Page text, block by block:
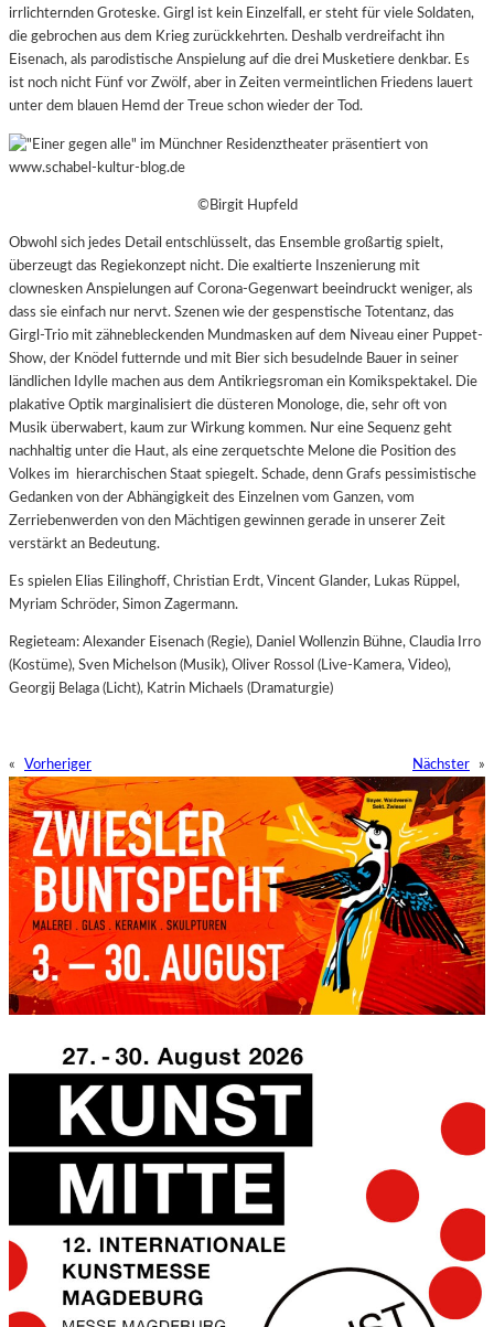
irrlichternden Groteske. Girgl ist kein Einzelfall, er steht für viele Soldaten,
die gebrochen aus dem Krieg zurückkehrten. Deshalb verdreifacht ihn
Eisenach, als parodistische Anspielung auf die drei Musketiere denkbar. Es
ist noch nicht Fünf vor Zwölf, aber in Zeiten vermeintlichen Friedens lauert
unter dem blauen Hemd der Treue schon wieder der Tod.
©Birgit Hupfeld
Obwohl sich jedes Detail entschlüsselt, das Ensemble großartig spielt,
überzeugt das Regiekonzept nicht. Die exaltierte Inszenierung mit
clownesken Anspielungen auf Corona-Gegenwart beeindruckt weniger, als
dass sie einfach nur nervt. Szenen wie der gespenstische Totentanz, das
Girgl-Trio mit zähnebleckenden Mundmasken auf dem Niveau einer Puppet-
Show, der Knödel futternde und mit Bier sich besudelnde Bauer in seiner
ländlichen Idylle machen aus dem Antikriegsroman ein Komikspektakel. Die
plakative Optik marginalisiert die düsteren Monologe, die, sehr oft von
Musik überwabert, kaum zur Wirkung kommen. Nur eine Sequenz geht
nachhaltig unter die Haut, als eine zerquetschte Melone die Position des
Volkes im hierarchischen Staat spiegelt. Schade, denn Grafs pessimistische
Gedanken von der Abhängigkeit des Einzelnen vom Ganzen, vom
Zerriebenwerden von den Mächtigen gewinnen gerade in unserer Zeit
verstärkt an Bedeutung.
Es spielen Elias Eilinghoff, Christian Erdt, Vincent Glander, Lukas Rüppel,
Myriam Schröder, Simon Zagermann.
Regieteam: Alexander Eisenach (Regie), Daniel Wollenzin Bühne, Claudia Irro
(Kostüme), Sven Michelson (Musik), Oliver Rossol (Live-Kamera, Video),
Georgij Belaga (Licht), Katrin Michaels (Dramaturgie)
« Vorheriger Nächster »